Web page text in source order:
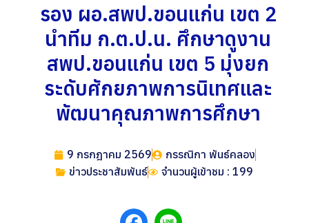
รอง ผอ.สพป.ขอนแก่น เขต 2
นำทีม ก.ต.ป.น. ศึกษาดูงาน
สพป.ขอนแก่น เขต 5 มุ่งยก
ระดับศักยภาพการนิเทศและ
พัฒนาคุณภาพการศึกษา
9 กรกฎาคม 2569
กรรณิกา พันธ์คลอง
ข่าวประชาสัมพันธ์
จำนวนผู้เข้าชม : 199